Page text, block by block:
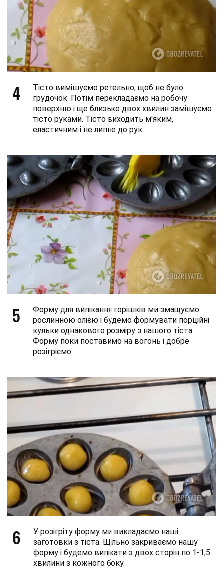
4
Тісто вимішуємо ретельно, щоб не було
грудочок. Потім перекладаємо на робочу
поверхню і ще близько двох хвилин замішуємо
тісто руками. Тісто виходить м'яким,
еластичним і не липне до рук.
5
Форму для випікання горішків ми змащуємо
рослинною олією і будемо формувати порційні
кульки однакового розміру з нашого тіста.
Форму поки поставимо на вогонь і добре
розігріємо.
6
У розігріту форму ми викладаємо наші
заготовки з тіста. Щільно закриваємо нашу
форму і будемо випікати з двох сторін по 1-1,5
хвилини з кожного боку.